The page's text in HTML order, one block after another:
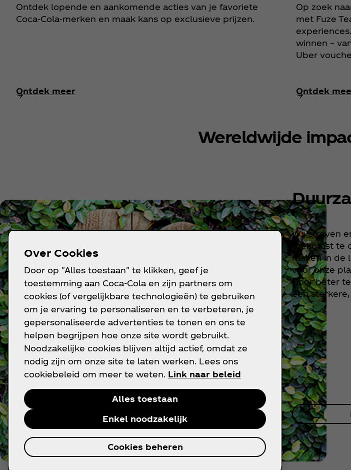
Ontdek lopende en aankomende acties van je favoriete
Coca‑Cola‑merken en maak kans op exclusieve prijzen.
Ontdek meer
Op zoek
met Fuze
winnen –
Uber
Ontdek
Wereldwijde
Wij streven
toekomst te
maken in de
voor onze
Door beter
een
Over Cookies
Door op "Alles toestaan" te klikken, geef je
toestemming aan Coca‑Cola en zijn partners om
cookies (of vergelijkbare technologieën) te gebruiken
om je ervaring te personaliseren en te verbeteren, je
gepersonaliseerde advertenties te tonen en ons te
helpen begrijpen hoe onze site wordt gebruikt.
Noodzakelijke cookies blijven altijd actief, omdat ze
nodig zijn om onze site te laten werken. Lees ons
cookiebeleid om meer te weten. Link naar beleid
Alles toestaan
Enkel noodzakelijk
Cookies beheren